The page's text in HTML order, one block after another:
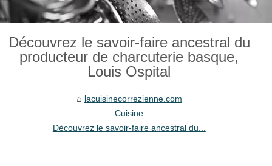
Découvrez le savoir-faire ancestral du
producteur de charcuterie basque,
Louis Ospital
lacuisinecorrezienne.com
Cuisine
Découvrez le savoir-faire ancestral du...